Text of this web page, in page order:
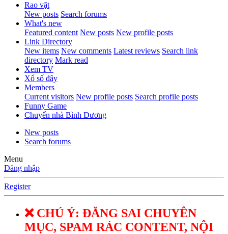
Rao vặt
New posts Search forums
What's new
Featured content New posts New profile posts
Link Directory
New items New comments Latest reviews Search link
directory Mark read
Xem TV
Xổ số đây
Members
Current visitors New profile posts Search profile posts
Funny Game
Chuyển nhà Bình Dương
New posts
Search forums
Menu
Đăng nhập
Register
❌ CHÚ Ý: ĐĂNG SAI CHUYÊN
MỤC, SPAM RÁC CONTENT, NỘI